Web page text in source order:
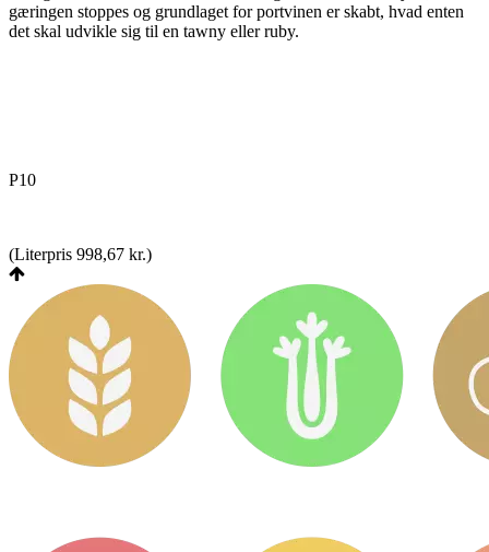
gæringen stoppes og grundlaget for portvinen er skabt, hvad enten
det skal udvikle sig til en tawny eller ruby.
P10
(Literpris 998,67 kr.)